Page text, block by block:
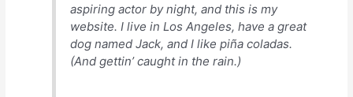
aspiring actor by night, and this is my
website. I live in Los Angeles, have a great
dog named Jack, and I like piña coladas.
(And gettin’ caught in the rain.)